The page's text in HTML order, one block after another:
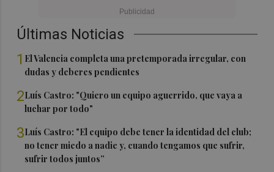
Últimas Noticias
1 El Valencia completa una pretemporada irregular, con
dudas y deberes pendientes
2Luís Castro: "Quiero un equipo aguerrido, que vaya a
luchar por todo"
3Luís Castro: "El equipo debe tener la identidad del club;
no tener miedo a nadie y, cuando tengamos que sufrir,
sufrir todos juntos”